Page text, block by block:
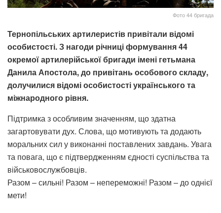
Фото 44 бригада
Тернопільських артилеристів привітали відомі
особистості. З нагоди річниці формування 44
окремої артилерійської бригади імені гетьмана
Данила Апостола, до привітань особового складу,
долучилися відомі особистості українського та
міжнародного рівня.
Підтримка з особливим значенням, що здатна
загартовувати дух. Слова, що мотивують та додають
моральних сил у виконанні поставлених завдань. Увага
та повага, що є підтвердженням єдності суспільства та
військовослужбовців.
Разом – сильні! Разом – непереможні! Разом – до однієї
мети!